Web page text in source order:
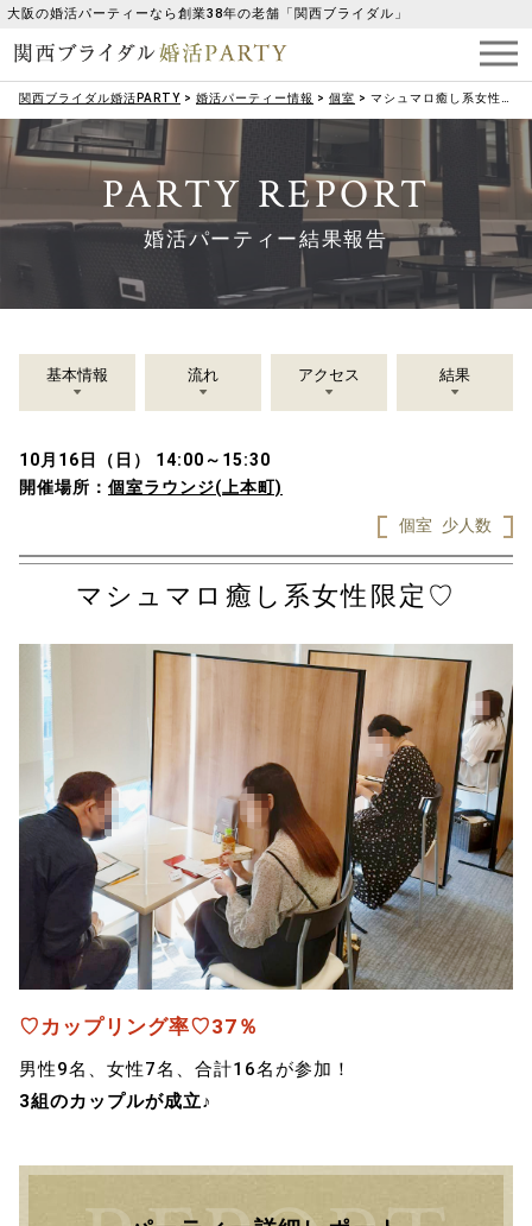
大阪の婚活パーティーなら創業38年の老舗「関西ブライダル」
関西ブライダル婚活PARTY > 婚活パーティー情報 > 個室 > マシュマロ癒し系女性限定♡
PARTY REPORT
婚活パーティー結果報告
基本情報 流れ アクセス 結果
10月16日（日） 14:00～15:30
開催場所： 個室ラウンジ(上本町)
個室
少人数
マシュマロ癒し系女性限定♡
♡カップリング率♡37％
男性9名、女性7名、合計16名が参加！
3組のカップルが成立♪